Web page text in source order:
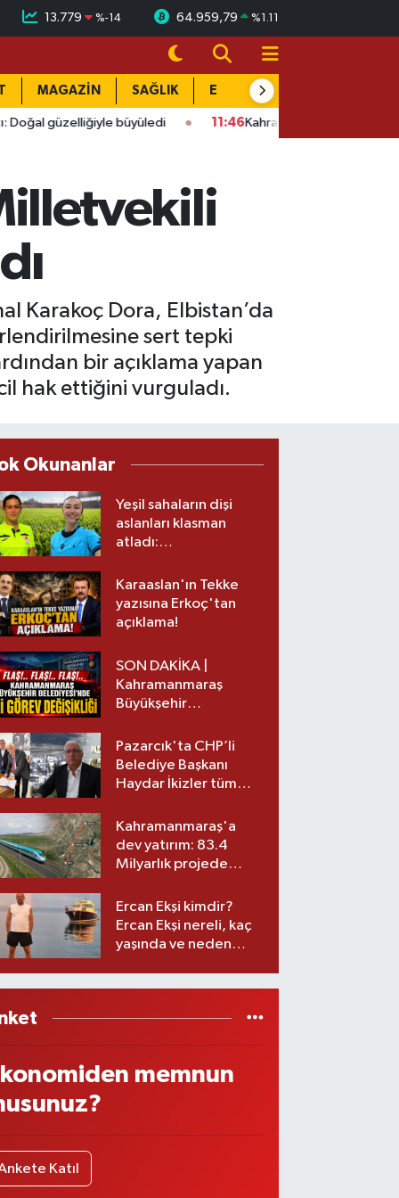
13.779 %-14 64.959,79 %1.11
MAGAZİN SAĞLIK EĞİTİM
büyüledi 11:46Kahramanmaraşlı emeklilere müjde!
Karakoç Dora, Elbistan’da
sert tepki
bir açıklama yapan
hak ettiğini vurguladı.
Okunanlar
Yeşil sahaların dişi
aslanları klasman
atladı:
üst lige iki transfer!
Karaaslan'ın Tekke
yazısına Erkoç'tan
açıklama!
SON DAKİKA |
Kahramanmaraş
Büyükşehir
görev değişikliği!
Pazarcık'ta CHP’li
Belediye Başkanı
Haydar İkizler tüm
yeni partisi
Kahramanmaraş'a
dev yatırım: 83.4
Milyarlık projede
Ercan Ekşi kimdir?
Ercan Ekşi nereli, kaç
yaşında ve neden
memnun
Katıl